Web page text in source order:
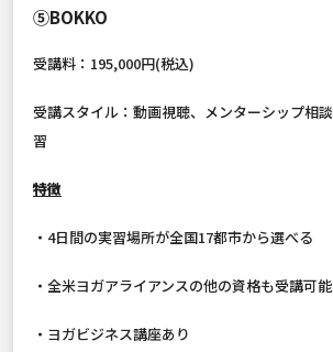
⑤BOKKO
受講料：195,000円(税込)
受講スタイル：動画視聴、メンターシップ相
習
特徴
・4日間の実習場所が全国17都市から選べる
・全米ヨガアライアンスの他の資格も受講可能
・ヨガビジネス講座あり